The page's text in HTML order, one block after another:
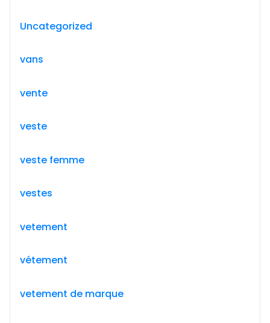
Uncategorized
vans
vente
veste
veste femme
vestes
vetement
vétement
vetement de marque